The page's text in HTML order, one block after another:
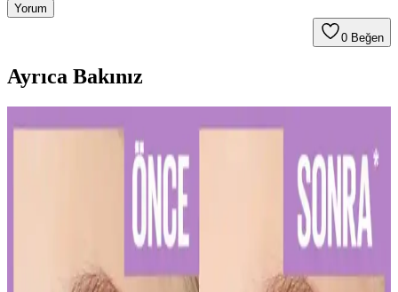
Yorum
0 Beğen
Ayrıca Bakınız
Diş Hassasiyetini Azaltan Doğru Diş Macunu Seçimi
ve Kullanım İpuçları
Diş hassasiyetini hafifletmek ve sağlıklı bir gülüşe ulaşmak için
doğru diş macunu seçimi ve düzenli kullanım önemlidir. Uzman
önerileriyle diş sağlığınızı koruyun.
Kalıcı Kalem Göz Makyajı: Uzun Süre Dayanan ve
Pratik Kullanım İpuçları